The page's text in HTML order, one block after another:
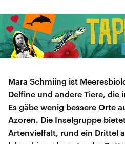
Mara Schmiing ist
Delfine und andere Tiere, die
Es gäbe wenig bessere Orte
Azoren. Die Inselgruppe
Artenvielfalt, rund ein Drittel